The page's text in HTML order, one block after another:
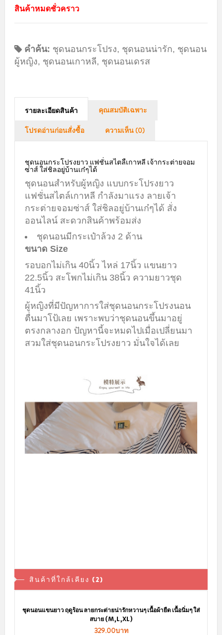
สินค้าหมดชั่วคราว
คำค้น: ชุดนอนกระโปรง, ชุดนอนน่ารัก, ชุดนอน
ผู้หญิง, ชุดนอนเกาหลี, ชุดนอนเดรส
รายละเอียดสินค้า คุณสมบัติเฉพาะ
โปรดอ่านก่อนสั่งซื้อ ความเห็น (0)
ชุดนอนกระโปรงยาว แฟชั่นสไตลืเกาหลี เจ้ากระต่ายจอม
ซ่าส์ ใส่ชิลอยู่บ้านเก๋ๆได้
ชุดนอนสำหรับผู้หญิง แบบกระโปรงยาว
แฟชั่นสไตล์เกาหลี กำลังมาแรง ลายเจ้า
กระต่ายจอมซ่าส์ ใส่ชิลอยู่บ้านเก๋ๆได้ สั่ง
ออนไลน์ สะดวกสินค้าพร้อมส่ง
ชุดนอนมีกระเป๋าล้วง 2 ด้าน
ขนาด Size
รอบอกไม่เกิน 40นิ้ว ไหล่ 17นิ้ว แขนยาว
22.5นิ้ว สะโพกไม่เกิน 38นิ้ว ความยาวชุด
41นิ้ว
ผู้หญิงที่มีปัญหาการใส่ชุดนอนกระโปรงนอน
ตื่นมาโป้เลย เพราะพบว่าชุดนอนขึ้นมาอยู่
ตรงกลางอก ปัญหานี้จะหมดไปเมื่อเปลี่ยนมา
สวมใส่ชุดนอนกระโปรงยาว มั่นใจได้เลย
สินค้าที่ใกล้เคียง (2)
ชุดนอนแขนยาว ฤดูร้อน ลายกระต่ายน่ารักหวานๆ เนื้อผ้ายืด เนื้อนิ่มๆ ใส่
สบาย (M,L,XL)
329.00บาท